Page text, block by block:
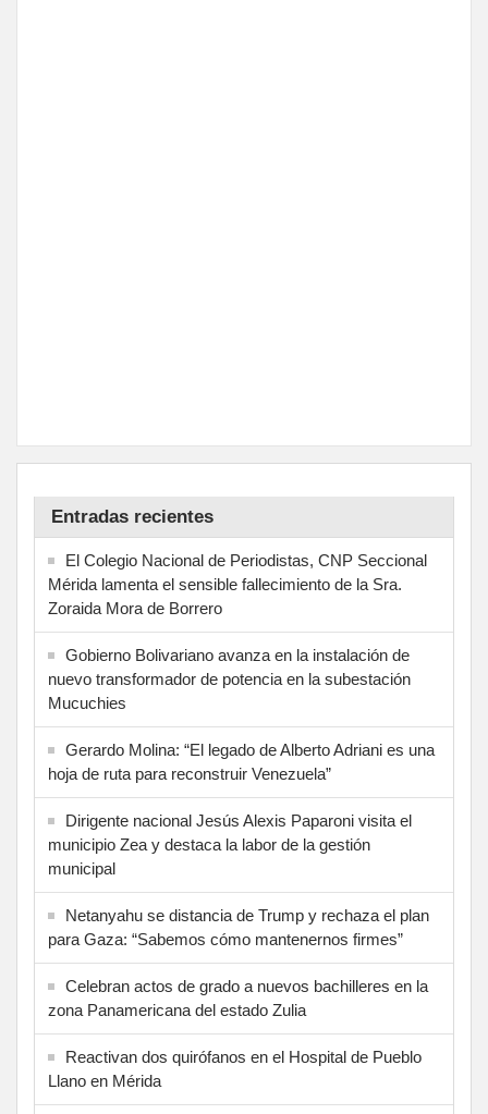
Entradas recientes
El Colegio Nacional de Periodistas, CNP Seccional
Mérida lamenta el sensible fallecimiento de la Sra.
Zoraida Mora de Borrero
Gobierno Bolivariano avanza en la instalación de
nuevo transformador de potencia en la subestación
Mucuchies
Gerardo Molina: “El legado de Alberto Adriani es una
hoja de ruta para reconstruir Venezuela”
Dirigente nacional Jesús Alexis Paparoni visita el
municipio Zea y destaca la labor de la gestión
municipal
Netanyahu se distancia de Trump y rechaza el plan
para Gaza: “Sabemos cómo mantenernos firmes”
Celebran actos de grado a nuevos bachilleres en la
zona Panamericana del estado Zulia
Reactivan dos quirófanos en el Hospital de Pueblo
Llano en Mérida